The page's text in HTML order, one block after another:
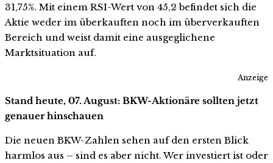
31,75%. Mit einem RSI-Wert von 45,2 befindet sich die
Aktie weder im überkauften noch im überverkauften
Bereich und weist damit eine ausgeglichene
Marktsituation auf.
Anzeige
Stand heute, 07. August: BKW-Aktionäre sollten jetzt
genauer hinschauen
Die neuen BKW-Zahlen sehen auf den ersten Blick
harmlos aus – sind es aber nicht. Wer investiert ist oder